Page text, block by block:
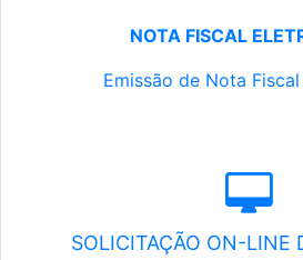
NOTA FISCAL
Emissão de Nota
SOLICITAÇÃO ON-LINE